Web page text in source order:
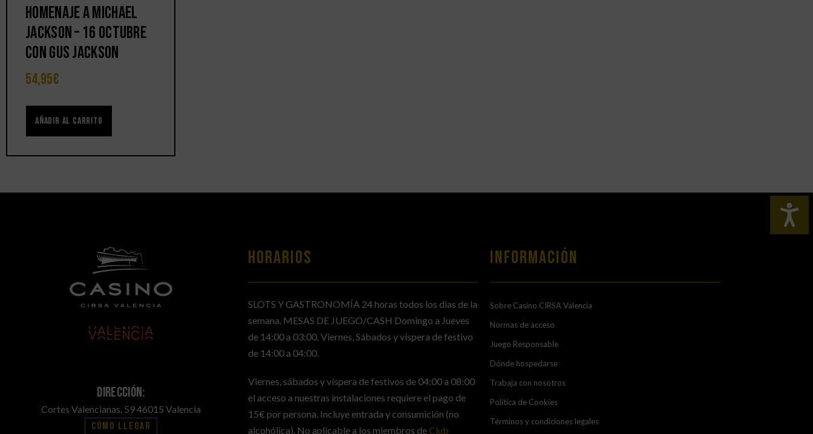
Homenaje a Michael
Jackson – 16 octubre
con Gus Jackson
54,95€
Añadir al carrito
Dirección:
Cortes Valencianas, 59 46015 Valencia
Cómo llegar
HORARIOS
SLOTS Y GASTRONOMÍA 24 horas todos los dias de la
semana. MESAS DE JUEGO/CASH Domingo a Jueves
de 14:00 a 03:00. Viernes, Sábados y víspera de festivo
de 14:00 a 04:00.
Viernes, sábados y víspera de festivos de 04:00 a 08:00
el acceso a nuestras instalaciones requiere el pago de
15€ por persona. Incluye entrada y consumición (no
alcohólica). No aplicable a los miembros de Club
Información
Sobre Casino CIRSA Valencia
Normas de acceso
Juego Responsable
Dónde hospedarse
Trabaja con nosotros
Política de Cookies
Términos y condiciones legales